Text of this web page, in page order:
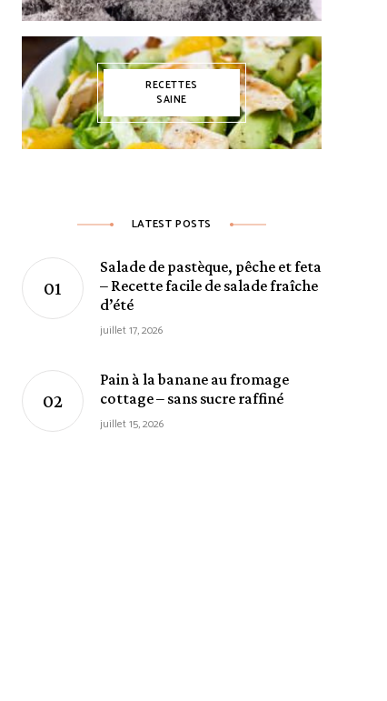
RECETTES
SAINE
LATEST POSTS
Salade de pastèque, pêche et feta
– Recette facile de salade fraîche
d’été
juillet 17, 2026
Pain à la banane au fromage
cottage – sans sucre raffiné
juillet 15, 2026